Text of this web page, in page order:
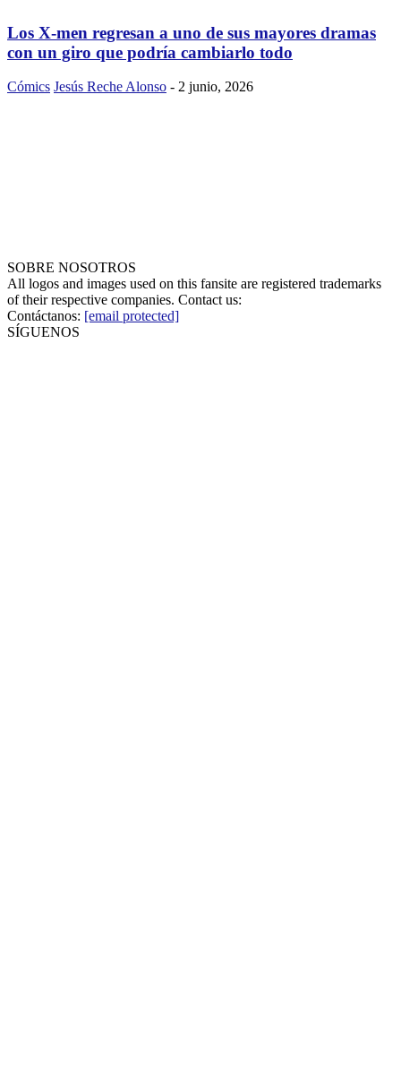
Los X-men regresan a uno de sus mayores dramas
con un giro que podría cambiarlo todo
Cómics Jesús Reche Alonso - 2 junio, 2026
SOBRE NOSOTROS
All logos and images used on this fansite are registered trademarks
of their respective companies. Contact us:
Contáctanos: [email protected]
SÍGUENOS